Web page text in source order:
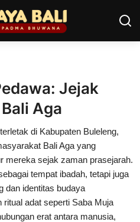
Jejak
Aga
di Kabupaten Buleleng,
Bali Aga yang
mereka sejak zaman prasejarah.
tempat ibadah, tetapi juga
dan identitas budaya
adat seperti Saba Muja
erat antara manusia,